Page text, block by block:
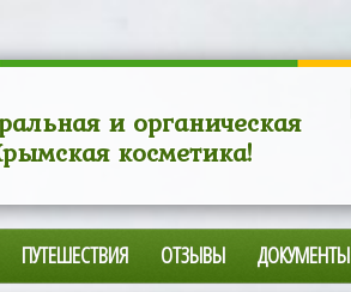
и органическая
косметика!
ПУТЕШЕСТВИЯ ОТЗЫВЫ ДОКУМЕНТЫ